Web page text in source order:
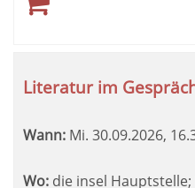
Literatur im
Wann: Mi. 30.09.2026,
Wo: die insel Hauptstelle;